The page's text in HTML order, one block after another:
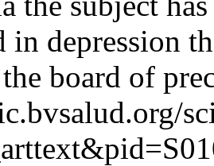
in depression
board of